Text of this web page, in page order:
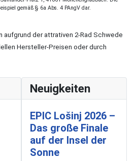
gemäß § 6a Abs. 4 PAngV dar.
aufgrund der attrativen 2-Rad Schwede
Hersteller-Preisen oder durch
Neuigkeiten
EPIC Lošinj 2026 –
Das große Finale
auf der Insel der
Sonne